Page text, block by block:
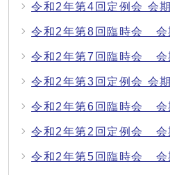
令和2年第4回定例会 会
令和2年第8回臨時会 会
令和2年第7回臨時会 会
令和2年第3回定例会 会
令和2年第6回臨時会 会
令和2年第2回定例会 会
令和2年第5回臨時会 会